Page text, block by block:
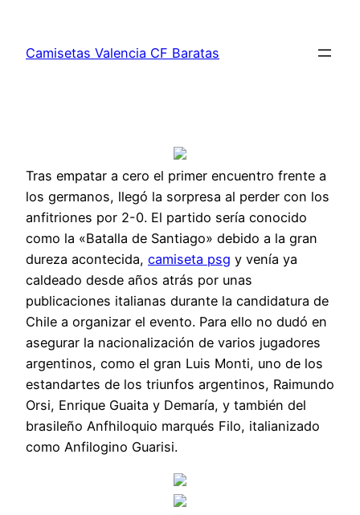
contenido
Camisetas Valencia CF Baratas
Tras empatar a cero el primer encuentro frente a
los germanos, llegó la sorpresa al perder con los
anfitriones por 2-0. El partido sería conocido
como la «Batalla de Santiago» debido a la gran
dureza acontecida, camiseta psg y venía ya
caldeado desde años atrás por unas
publicaciones italianas durante la candidatura de
Chile a organizar el evento. Para ello no dudó en
asegurar la nacionalización de varios jugadores
argentinos, como el gran Luis Monti, uno de los
estandartes de los triunfos argentinos, Raimundo
Orsi, Enrique Guaita y Demaría, y también del
brasileño Anfhiloquio marqués Filo, italianizado
como Anfilogino Guarisi.